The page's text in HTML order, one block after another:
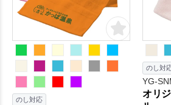
のし対応
のし対
YG-
オリ